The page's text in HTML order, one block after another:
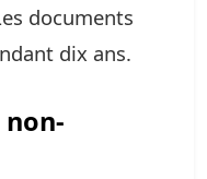
documents
dix ans.
non-